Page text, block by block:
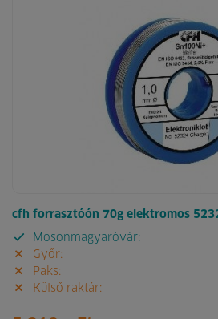
cfh forrasztóón 70g elektromos
Mosonmagyaróvár:
Győr:
Paks:
Külső raktár: